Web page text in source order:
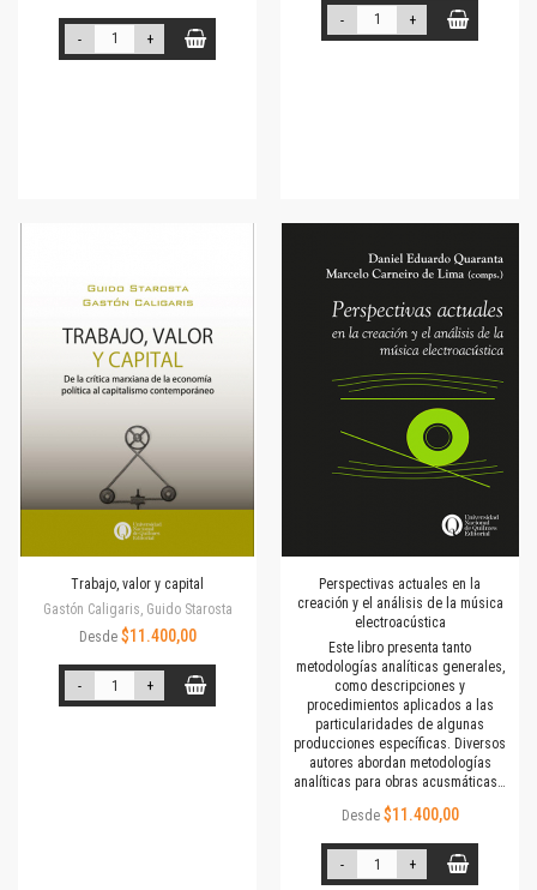
- +
- +
Trabajo, valor y capital
Gastón Caligaris, Guido Starosta
Desde $11.400,00
- +
Perspectivas actuales en la
creación y el análisis de la música
electroacústica
Este libro presenta tanto
metodologías analíticas generales,
como descripciones y
procedimientos aplicados a las
particularidades de algunas
producciones específicas. Diversos
autores abordan metodologías
analíticas para obras acusmáticas…
Desde $11.400,00
- +